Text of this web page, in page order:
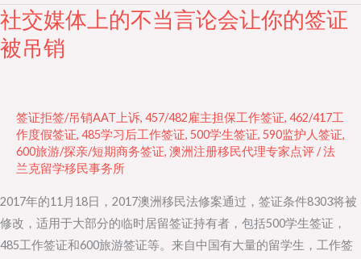
中
社交媒体上的不当言论会让你的签证
被吊销
签证拒签/吊销AAT上诉, 457/482雇主担保工作签证, 462/417工
作度假签证, 485学习后工作签证, 500学生签证, 590监护人签证,
600旅游/探亲/短期商务签证, 澳洲注册移民代理专家点评/法
兰克留学移民事务所
2017年的11月18日，2017澳洲移民法修案通过，签证条件8303将被
修改，适用于大部分的临时居留签证持有者，包括500学生签证，
485工作签证和600旅游签证等。来自中国有大量的留学生，工作签
社
交
媒
会